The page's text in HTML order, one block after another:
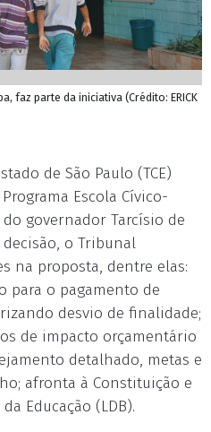
faz parte da iniciativa (Crédito: ERICK
de São Paulo (TCE)
Escola Cívico-
governador Tarcísio de
decisão, o Tribunal
na proposta, dentre elas:
para o pagamento de
desvio de finalidade;
de impacto orçamentário
detalhado, metas e
afronta à Constituição e
Educação (LDB).